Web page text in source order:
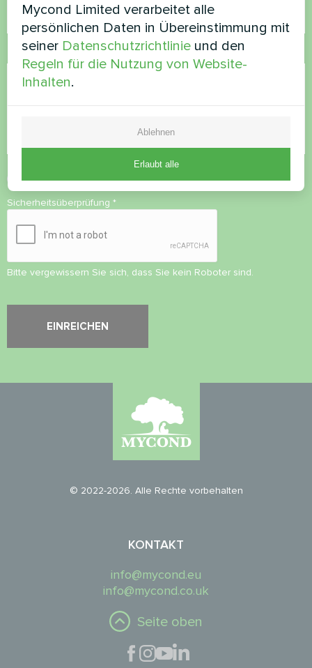
Kommentar
Datenschutzbestimmungenakzeptieren
Sicherheitsüberprüfung *
Bitte vergewissern Sie sich, dass Sie kein Roboter sind.
© 2022-2026. Alle Rechte vorbehalten
KONTAKT
info@mycond.eu
info@mycond.co.uk
Seite oben
Mycond Limited verarbeitet alle
persönlichen Daten in Übereinstimmung mit
seiner Datenschutzrichtlinie und den
Regeln für die Nutzung von Website-
Inhalten.
Ablehnen
Erlaubt alle